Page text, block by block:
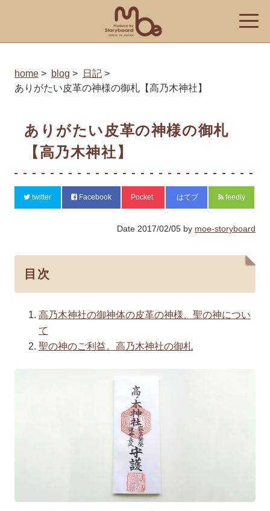
toggle
home blog
日記
ありがたい皮革の神様の御札【高乃木神社】
ありがたい皮革の神様の御札
【高乃木神社】
twitter Facebook Pocket はてブ feedly
Date 2017/02/05 by moe-storyboard
目次
高乃木神社の御神体の皮革の神様、聖の神につい
て
聖の神のご利益。高乃木神社の御札